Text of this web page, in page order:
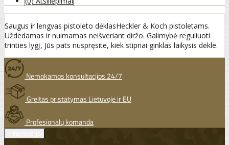
Saugus ir lengvas pistoleto dėklasHeckler & Koch pistoletams.
Uždedamas ir nuimamas neišveriant diržo. Galimybė reguliuoti
trinties lygį, Jūs pats nuspręsite, kiek stipriai ginklas laikysis dėkle.
Nemokamos konsultacijos 24/7
Greitas pristatymas Lietuvoje ir EU
Profesionalų komanda